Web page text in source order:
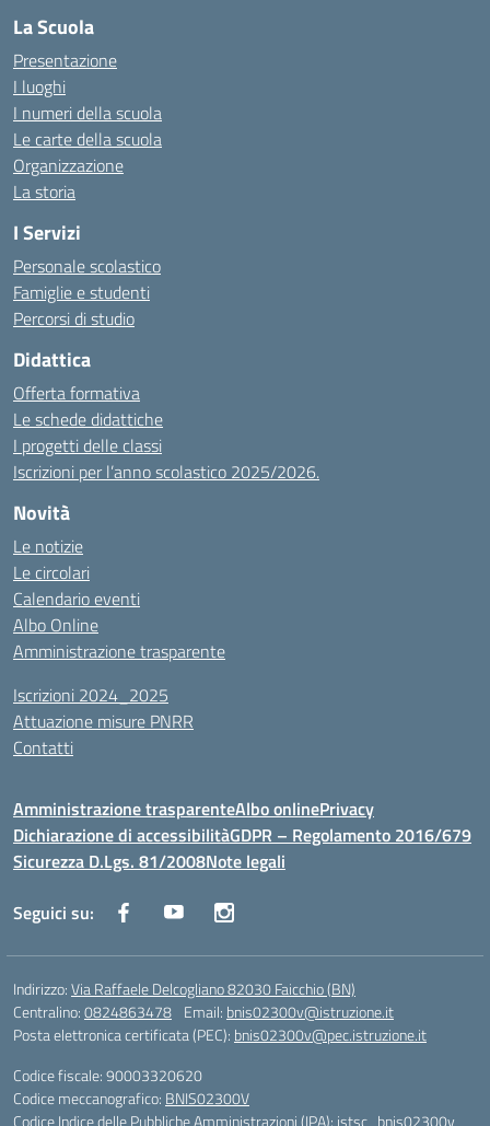
La Scuola
Presentazione
I luoghi
I numeri della scuola
Le carte della scuola
Organizzazione
La storia
I Servizi
Personale scolastico
Famiglie e studenti
Percorsi di studio
Didattica
Offerta formativa
Le schede didattiche
I progetti delle classi
Iscrizioni per l’anno scolastico 2025/2026.
Novità
Le notizie
Le circolari
Calendario eventi
Albo Online
Amministrazione trasparente
Iscrizioni 2024_2025
Attuazione misure PNRR
Contatti
Amministrazione trasparenteAlbo onlinePrivacy
Dichiarazione di accessibilitàGDPR – Regolamento 2016/679
Sicurezza D.Lgs. 81/2008Note legali
Seguici su:
Indirizzo:Via Raffaele Delcogliano 82030 Faicchio (BN)
Centralino:0824863478 Email: bnis02300v@istruzione.it
Posta elettronica certificata (PEC): bnis02300v@pec.istruzione.it
Codice fiscale: 90003320620
Codice meccanografico: BNIS02300V
Codice Indice delle Pubbliche Amministrazioni (IPA): istsc_bnis02300v